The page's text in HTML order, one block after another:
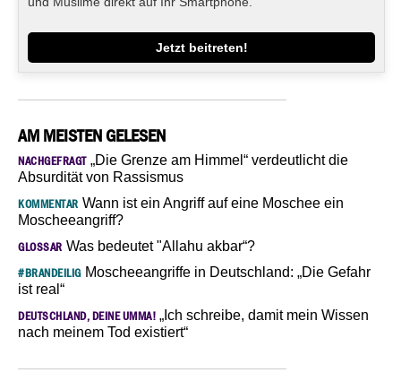
Jetzt beitreten!
AM MEISTEN GELESEN
NACHGEFRAGT„Die Grenze am Himmel“ verdeutlicht die
Absurdität von Rassismus
KOMMENTAR Wann ist ein Angriff auf eine Moschee ein
Moscheeangriff?
GLOSSAR Was bedeutet "Allahu akbar“?
#BRANDEILIGMoscheeangriffe in Deutschland: „Die Gefahr
ist real“
DEUTSCHLAND, DEINE UMMA! „Ich schreibe, damit mein Wissen
nach meinem Tod existiert“